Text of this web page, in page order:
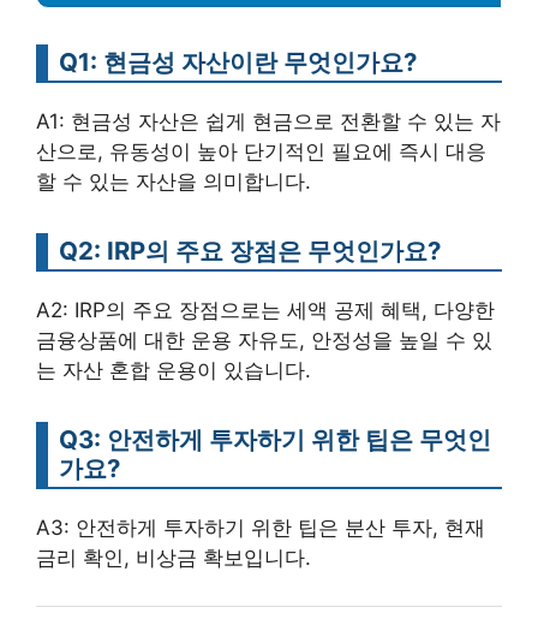
Q1: 현금성 자산이란 무엇인가요?
A1: 현금성 자산은 쉽게 현금으로 전환할 수 있는 자
산으로, 유동성이 높아 단기적인 필요에 즉시 대응
할 수 있는 자산을 의미합니다.
Q2: IRP의 주요 장점은 무엇인가요?
A2: IRP의 주요 장점으로는 세액 공제 혜택, 다양한
금융상품에 대한 운용 자유도, 안정성을 높일 수 있
는 자산 혼합 운용이 있습니다.
Q3: 안전하게 투자하기 위한 팁은 무엇인
가요?
A3: 안전하게 투자하기 위한 팁은 분산 투자, 현재
금리 확인, 비상금 확보입니다.